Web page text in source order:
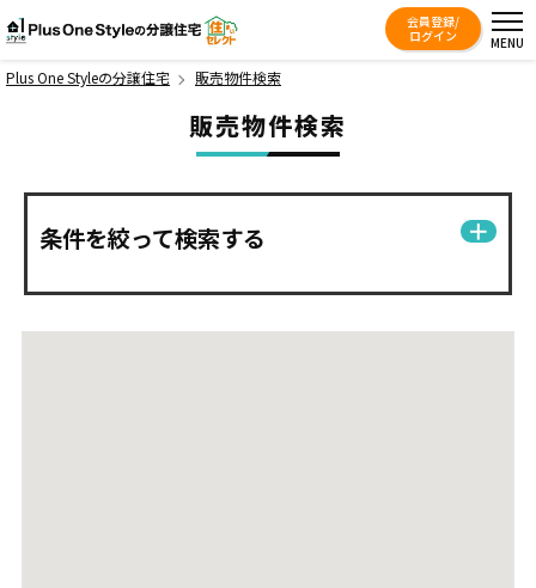
Plus One Styleの分譲住宅
会員登録/
ログイン
MENU
Plus One Styleの分譲住宅 販売物件検索
販売物件検索
条件を絞って検索する